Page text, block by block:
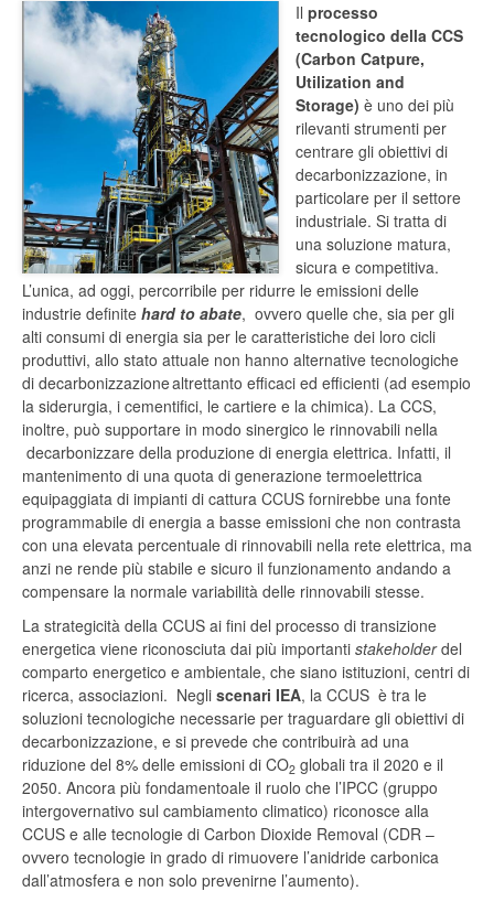
Il processo
tecnologico della CCS
(Carbon Catpure,
Utilization and
Storage) è uno dei più
rilevanti strumenti per
centrare gli obiettivi di
decarbonizzazione, in
particolare per il settore
industriale. Si tratta di
una soluzione matura,
sicura e competitiva.
L’unica, ad oggi, percorribile per ridurre le emissioni delle
industrie definite hard to abate, ovvero quelle che, sia per gli
alti consumi di energia sia per le caratteristiche dei loro cicli
produttivi, allo stato attuale non hanno alternative tecnologiche
di decarbonizzazione altrettanto efficaci ed efficienti (ad esempio
la siderurgia, i cementifici, le cartiere e la chimica). La CCS,
inoltre, può supportare in modo sinergico le rinnovabili nella
decarbonizzare della produzione di energia elettrica. Infatti, il
mantenimento di una quota di generazione termoelettrica
equipaggiata di impianti di cattura CCUS fornirebbe una fonte
programmabile di energia a basse emissioni che non contrasta
con una elevata percentuale di rinnovabili nella rete elettrica, ma
anzi ne rende più stabile e sicuro il funzionamento andando a
compensare la normale variabilità delle rinnovabili stesse.
La strategicità della CCUS ai fini del processo di transizione
energetica viene riconosciuta dai più importanti stakeholderdel
comparto energetico e ambientale, che siano istituzioni, centri di
ricerca, associazioni. Negli scenari IEA, la CCUS è tra le
soluzioni tecnologiche necessarie per traguardare gli obiettivi di
decarbonizzazione, e si prevede che contribuirà ad una
riduzione del 8% delle emissioni di CO2 globali tra il 2020 e il
2050. Ancora più fondamentoale il ruolo che l’IPCC (gruppo
intergovernativo sul cambiamento climatico) riconosce alla
CCUS e alle tecnologie di Carbon Dioxide Removal (CDR –
ovvero tecnologie in grado di rimuovere l’anidride carbonica
dall’atmosfera e non solo prevenirne l’aumento).